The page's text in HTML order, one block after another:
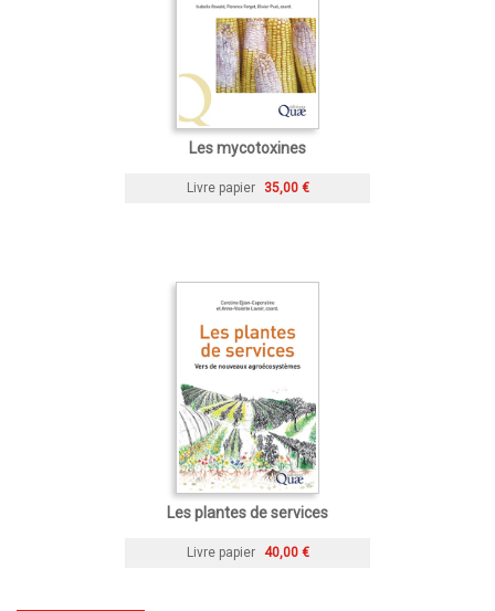
Les mycotoxines
Livre papier 35,00 €
Les plantes de services
Livre papier 40,00 €